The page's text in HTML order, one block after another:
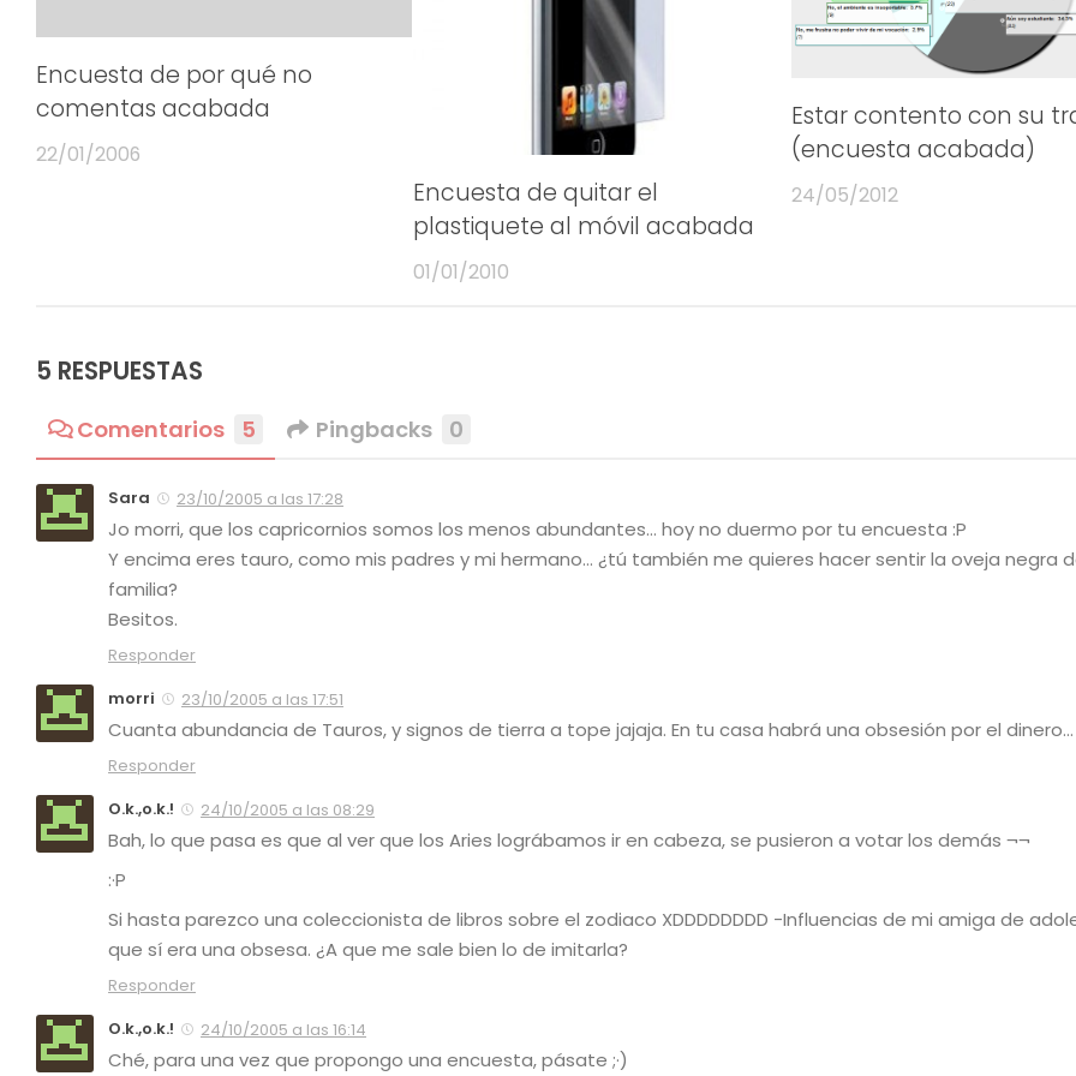
Encuesta de por qué no
comentas acabada
22/01/2006
Encuesta de quitar el
plastiquete al móvil acabada
01/01/2010
Estar contento con su
(encuesta acabada)
24/05/2012
5 RESPUESTAS
Comentarios 5 Pingbacks 0
Sara 23/10/2005 a las 17:28
Jo morri, que los capricornios somos los menos abundantes… hoy no duermo por tu encuesta :P
Y encima eres tauro, como mis padres y mi hermano… ¿tú también me quieres hacer sentir la oveja negra
familia?
Besitos.
Responder
morri
23/10/2005 a las 17:51
Cuanta abundancia de Tauros, y signos de tierra a tope jajaja. En tu casa habrá una obsesión por el dinero…
Responder
O.k.,o.k.!
24/10/2005 a las 08:29
Bah, lo que pasa es que al ver que los Aries lográbamos ir en cabeza, se pusieron a votar los demás ¬¬
:·P
Si hasta parezco una coleccionista de libros sobre el zodiaco XDDDDDDDD -Influencias de mi amiga de
que sí era una obsesa. ¿A que me sale bien lo de imitarla?
Responder
O.k.,o.k.!
24/10/2005 a las 16:14
Ché, para una vez que propongo una encuesta, pásate ;·)